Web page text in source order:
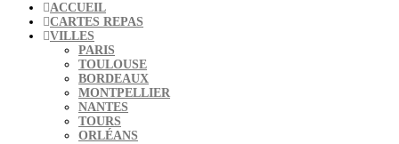
ACCUEIL
CARTES REPAS
VILLES
PARIS
TOULOUSE
BORDEAUX
MONTPELLIER
NANTES
TOURS
ORLÉANS